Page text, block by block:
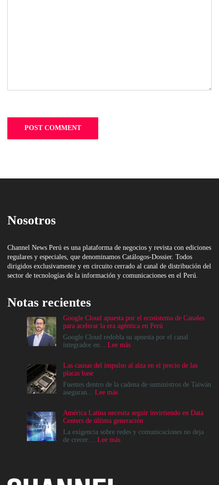
Nosotros
Channel News Perú es una plataforma de negocios y revista con ediciones
regulares y especiales, que denominamos Catálogos-Dossier. Todos
dirigidos exclusivamente y en circuito cerrado al canal de distribución del
sector de tecnologías de la información y comunicaciones en el Perú.
Notas recientes
Google Cloud apuesta por el ecosistema de Canales
para acelerar la era agéntica en Perú
Google Cloud redobla su apuesta por el canal
integrador en... Lee más:
apuesta
el
para
acelerar
la
era
Las causas del impulso al alza en el precio de las
placas base
Fuentes dentro de la cadena de suministros de Taiwán
aseguran... Lee más:
del
impulso
al
alza
América Latina necesita seguir invirtiendo en Data
Centers de última generación
La exigencia sobre redes y comunicaciones no deja
de crecer.... Lee más: